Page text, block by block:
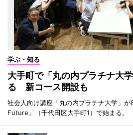
学ぶ・知る
大手町で「丸の内プラチナ大
る 新コース開設も
社会人向け講座「丸の内プラチナ大学」
Future」（千代田区大手町1）で始まる。